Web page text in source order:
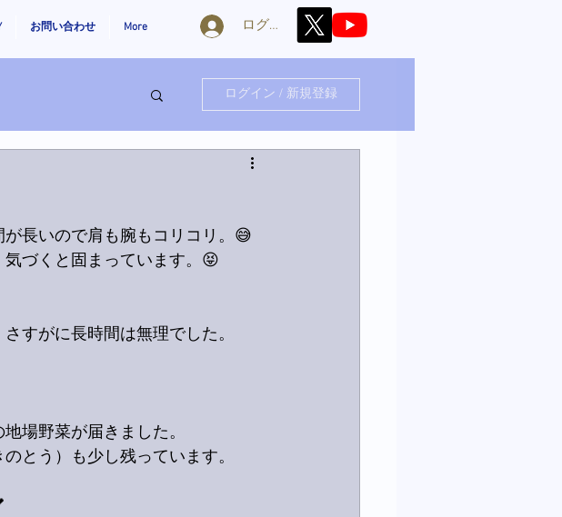
お問い合わせ More ログイン
ログイン / 新規登録
長いので肩も腕もコリコリ。😅
づくと固まっています。😝
すがに長時間は無理でした。
場野菜が届きました。
とう）も少し残っています。